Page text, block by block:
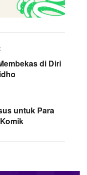
di Diri
untuk Para